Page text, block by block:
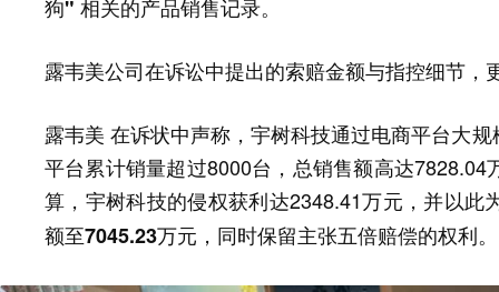
狗" 相关的产品销售记录。
露韦美公司在诉讼中提出的索赔金额与指控细节，
露韦美 在诉状中声称，宇树科技通过电商平台大
平台累计销量超过8000台，总销售额高达
算，宇树科技的侵权获利达2348.41万元，并以此
额至7045.23万元，同时保留主张五倍赔偿的权利。